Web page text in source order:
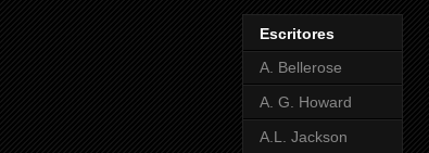
Escritores
A. Bellerose
A. G. Howard
A.L. Jackson